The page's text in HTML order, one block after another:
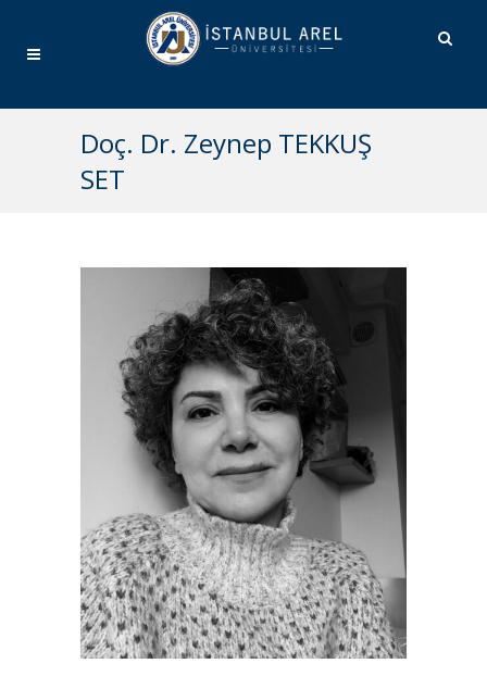
Doç. Dr. Zeynep TEKKUŞ
SET